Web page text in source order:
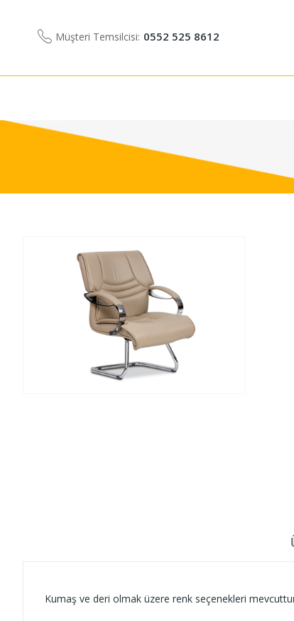
Müşteri Temsilcisi: 0552 525 8612
Kumaş ve deri olmak üzere renk seçenekleri